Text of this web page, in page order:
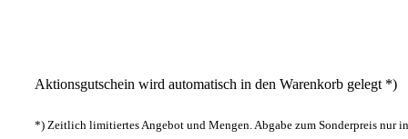
Aktionsgutschein wird automatisch in den Warenkorb gelegt *)
*) Zeitlich limitiertes Angebot und Mengen. Abgabe zum Sonderpreis nur